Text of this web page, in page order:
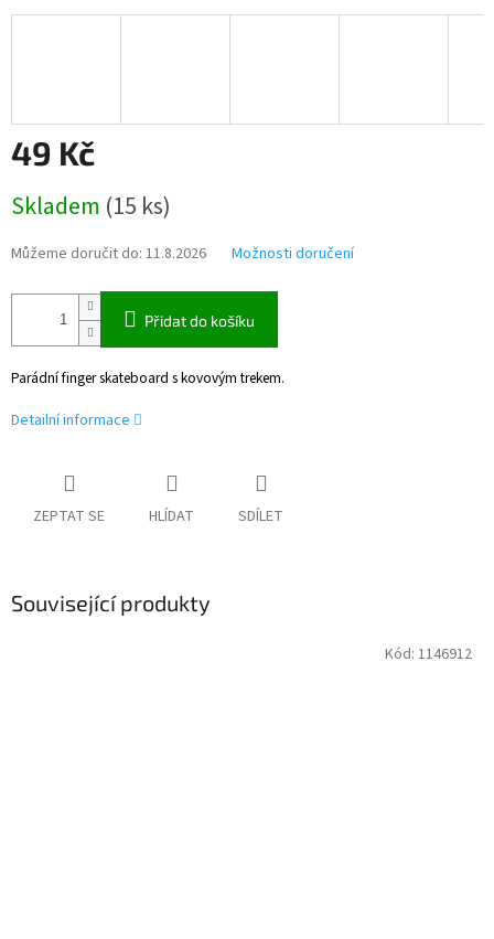
49 Kč
cena:
Skladem (15 ks)
Můžeme doručit do: 11.8.2026 Možnosti doručení
Přidat do košíku
Parádní finger skateboard s kovovým trekem.
Detailní informace
ZEPTAT SE HLÍDAT SDÍLET
Související produkty
Kód: 1146912